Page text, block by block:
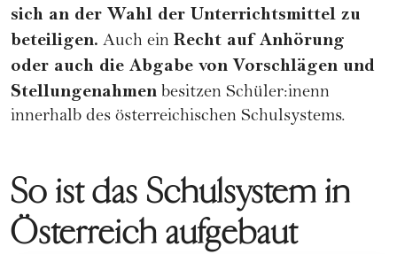
sich an der Wahl der Unterrichtsmittel zu
beteiligen. Auch ein Recht auf Anhörung
oder auch die Abgabe von Vorschlägen und
Stellungenahmen besitzen Schüler:inenn
innerhalb des österreichischen Schulsystems.
So ist das Schulsystem in
Österreich aufgebaut